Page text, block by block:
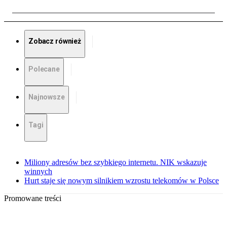
Zobacz również
Polecane
Najnowsze
Tagi
Miliony adresów bez szybkiego internetu. NIK wskazuje
winnych
Hurt staje się nowym silnikiem wzrostu telekomów w Polsce
Promowane treści